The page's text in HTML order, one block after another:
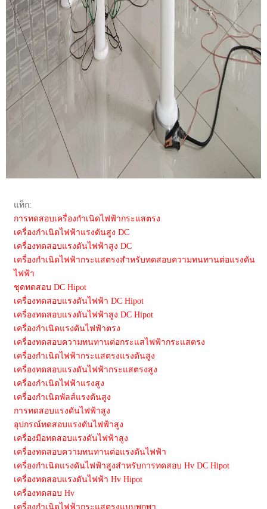
แท็ก:
การทดสอบเครื่องกำเนิดไฟฟ้ากระแสตรง
เครื่องกำเนิดไฟฟ้าแรงดันสูง DC
เครื่องทดสอบแรงดันไฟฟ้าสูง DC
เครื่องกำเนิดไฟฟ้ากระแสตรงสำหรับทดสอบความทนทานต่อแรงดัน
ไฟฟ้า
ชุดทดสอบ DC Hipot
เครื่องทดสอบแรงดันไฟฟ้า DC Hipot
เครื่องทดสอบแรงดันไฟฟ้าสูง DC Hipot
เครื่องกำเนิดแรงดันไฟฟ้าตรง
เครื่องทดสอบความทนทานต่อกระแสไฟฟ้ากระแสตรง
เครื่องกำเนิดไฟฟ้ากระแสตรงแรงดันสูง
เครื่องทดสอบแรงดันไฟฟ้ากระแสตรงสูง
เครื่องกำเนิดไฟฟ้าแรงสูง
เครื่องกำเนิดพัลส์แรงดันสูง
การทดสอบแรงดันไฟฟ้าสูง
อุปกรณ์ทดสอบแรงดันไฟฟ้าสูง
เครื่องมือทดสอบแรงดันไฟฟ้าสูง
เครื่องทดสอบความทนทานต่อแรงดันไฟฟ้า
เครื่องกำเนิดแรงดันไฟฟ้าสูงสำหรับการทดสอบ Hv DC Hipot
เครื่องทดสอบแรงดันไฟฟ้า Hv Hipot
เครื่องทดสอบ Hv
เครื่องกำเนิดไฟฟ้ากระแสตรงแบบพกพา